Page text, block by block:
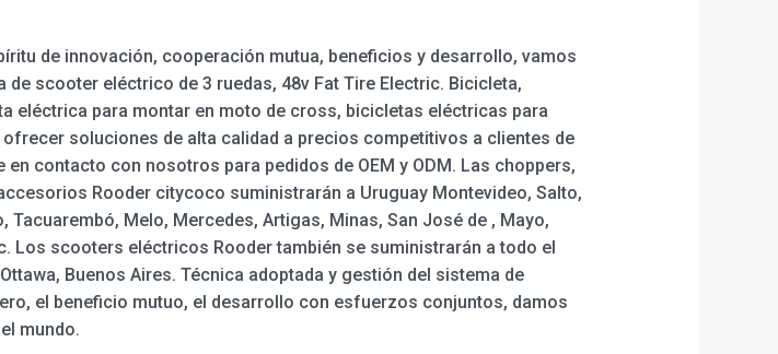
de innovación, cooperación mutua, beneficios y desarrollo, vamos
scooter eléctrico de 3 ruedas, 48v Fat Tire Electric. Bicicleta,
eléctrica para montar en moto de cross, bicicletas eléctricas para
soluciones de alta calidad a precios competitivos a clientes de
contacto con nosotros para pedidos de OEM y ODM. Las choppers,
Rooder citycoco suministrarán a Uruguay Montevideo, Salto,
Tacuarembó, Melo, Mercedes, Artigas, Minas, San José de , Mayo,
Los scooters eléctricos Rooder también se suministrarán a todo el
Buenos Aires. Técnica adoptada y gestión del sistema de
el beneficio mutuo, el desarrollo con esfuerzos conjuntos, damos
mundo.